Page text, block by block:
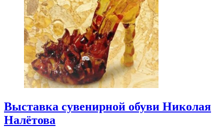
Выставка сувенирной обуви Николая
Налётова